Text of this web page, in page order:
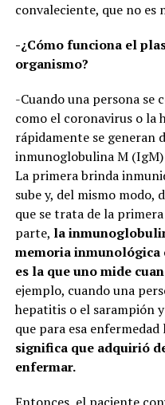
convaleciente, que no es
-¿Cómo funciona el
organismo?
-Cuando una persona se
como el coronavirus o la
rápidamente se generan
inmunoglobulina M
La primera brinda
sube y, del mismo modo,
que se trata de la
parte, la
memoria inmunológica
es la que uno mide
ejemplo, cuando una
hepatitis o el sarampión
que para esa
significa que adquirió
enfermar.